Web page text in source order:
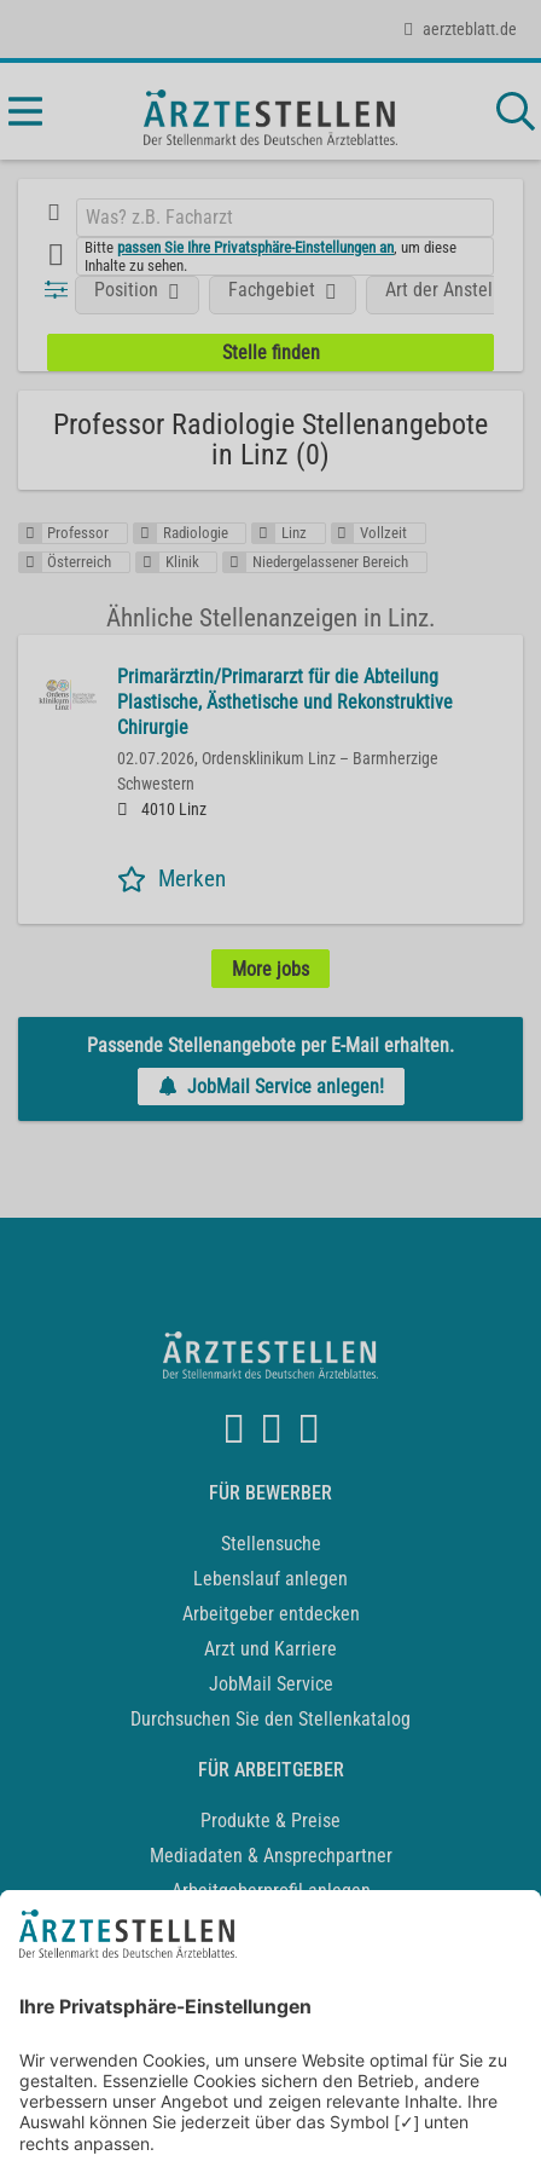
aerzteblatt.de
Bittepassen Sie Ihre Privatsphäre-Einstellungen an , um diese
Inhalte zu sehen.
Position Fachgebiet Art der Anstellung
Professor Radiologie Stellenangebote
in Linz (0)
Professor Radiologie Linz
Vollzeit
Österreich
Klinik Niedergelassener Bereich
Ähnliche Stellenanzeigen in Linz.
Primarärztin/Primararzt für die Abteilung
Plastische, Ästhetische und Rekonstruktive
Chirurgie
02.07.2026, Ordensklinikum Linz – Barmherzige
Schwestern
4010 Linz
Merken
More jobs
Passende Stellenangebote per E-Mail erhalten.
JobMail Service anlegen!
FÜR BEWERBER
Stellensuche
Lebenslauf anlegen
Arbeitgeber entdecken
Arzt und Karriere
JobMail Service
Durchsuchen Sie den Stellenkatalog
FÜR ARBEITGEBER
Produkte & Preise
Mediadaten & Ansprechpartner
Arbeitgeberprofil anlegen
Recruiting-Podcast
Kontakt
Datenschutz
Newsletter